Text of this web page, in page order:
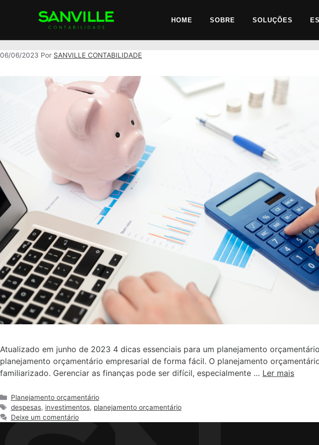
HOME SOBRE SOLUÇÕES
investimentos
06/06/2023 Por SANVILLE CONTABILIDADE
Atualizado em junho de 2023 4 dicas essenciais para um planejamento
planejamento orçamentário empresarial de forma fácil. O planejamento
familiarizado. Gerenciar as finanças pode ser difícil, especialmente … Ler mais
Planejamento orçamentário
despesas, investimentos, planejamento orçamentário
Deixe um comentário